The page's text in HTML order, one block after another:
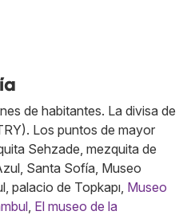
de habitantes. La divisa de
Los puntos de mayor
Sehzade, mezquita de
Santa Sofía, Museo
palacio de Topkapı, Museo
El museo de la